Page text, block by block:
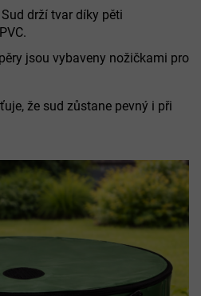
drží tvar díky pěti
jsou vybaveny nožičkami pro
že sud zůstane pevný i při